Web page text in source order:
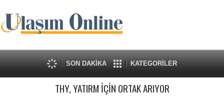
SON DAKİKA KATEGORİLER
THY, YATIRM İÇİN ORTAK ARIYOR